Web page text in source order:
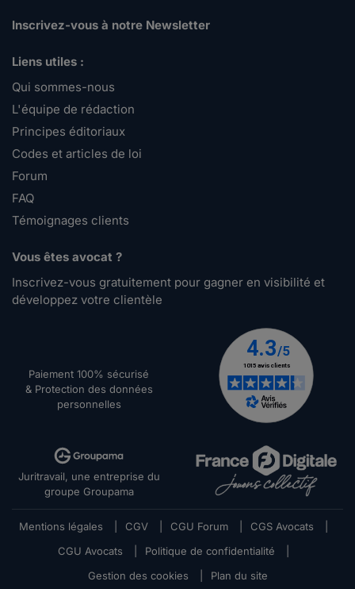
Inscrivez-vous à notre Newsletter
Liens utiles :
Qui sommes-nous
L'équipe de rédaction
Principes éditoriaux
Codes et articles de loi
Forum
FAQ
Témoignages clients
Vous êtes avocat ?
Inscrivez-vous gratuitement pour gagner en visibilité et
développez votre clientèle
Paiement 100% sécurisé
& Protection des données
personnelles
Juritravail, une entreprise du
groupe Groupama
Mentions légales CGV CGU Forum CGS Avocats
CGU Avocats
Politique de confidentialité
Gestion des cookies
Plan du site